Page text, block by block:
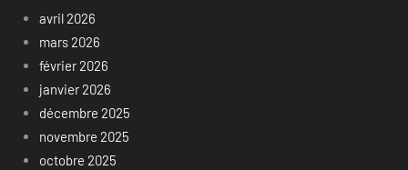
avril 2026
mars 2026
février 2026
janvier 2026
décembre 2025
novembre 2025
octobre 2025